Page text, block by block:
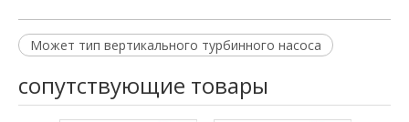
Может тип вертикального турбинного насоса
сопутствующие товары